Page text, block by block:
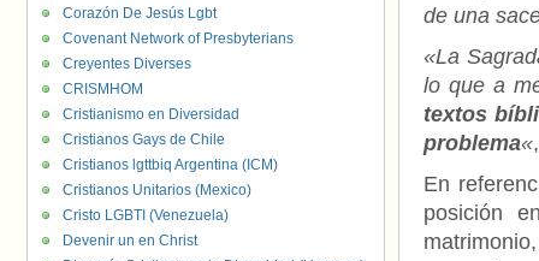
de una
«La
lo que a
textos
problema«
En
posición
Corazón De Jesús Lgbt
Covenant Network of Presbyterians
Creyentes Diverses
CRISMHOM
Cristianismo en Diversidad
Cristianos Gays de Chile
Cristianos lgttbiq Argentina (ICM)
Cristianos Unitarios (Mexico)
Cristo LGBTI (Venezuela)
Devenir un en Christ